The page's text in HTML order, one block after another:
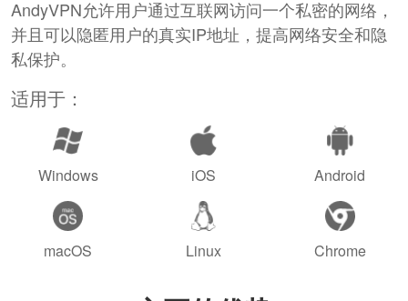
AndyVPN允许用户通过互联网访问一个私密的网络，
并且可以隐匿用户的真实IP地址，提高网络安全和隐
私保护。
适用于：
Windows iOS Android
macOS Linux Chrome